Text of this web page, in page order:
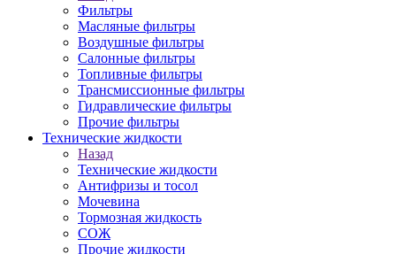
Фильтры
Масляные фильтры
Воздушные фильтры
Салонные фильтры
Топливные фильтры
Трансмиссионные фильтры
Гидравлические фильтры
Прочие фильтры
Технические жидкости
Назад
Технические жидкости
Антифризы и тосол
Мочевина
Тормозная жидкость
СОЖ
Прочие жидкости